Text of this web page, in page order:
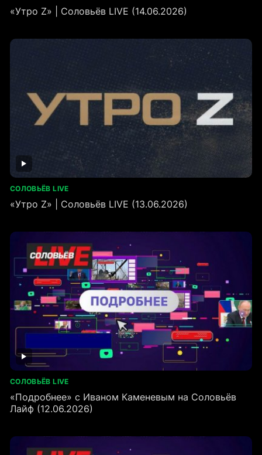
«Утро Z» | Соловьёв LIVE (14.06.2026)
СОЛОВЬЁВ LIVE
«Утро Z» | Соловьёв LIVE (13.06.2026)
СОЛОВЬЁВ LIVE
«Подробнее» с Иваном Каменевым на Соловьёв
Лайф (12.06.2026)